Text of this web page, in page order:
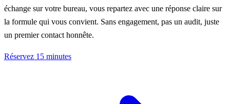
échange sur votre bureau, vous repartez avec une réponse claire sur
la formule qui vous convient. Sans engagement, pas un audit, juste
un premier contact honnête.
Réservez 15 minutes